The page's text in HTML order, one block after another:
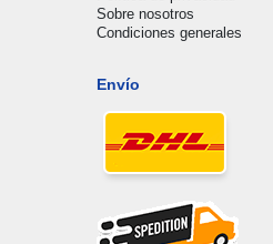
Sobre nosotros
Condiciones generales
Envío